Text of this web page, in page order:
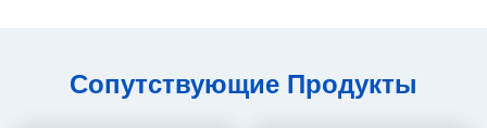
Сопутствующие Продукты